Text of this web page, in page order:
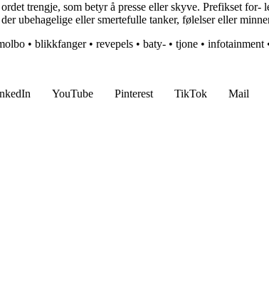
trengje, som betyr å presse eller skyve. Prefikset
ubehagelige eller smertefulle tanker, følelser eller
• blikkfanger• revepels • baty- • tjone • infotainment
YouTube Pinterest TikTok Mail